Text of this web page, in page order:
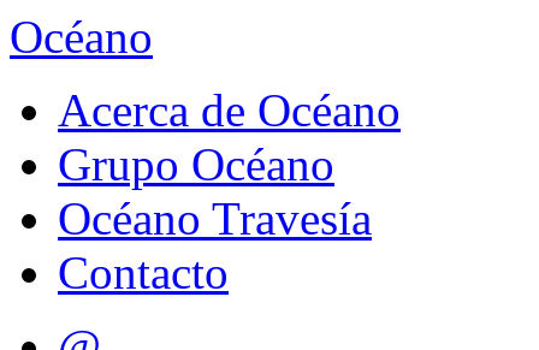
Océano
Acerca de Océano
Grupo Océano
Océano Travesía
Contacto